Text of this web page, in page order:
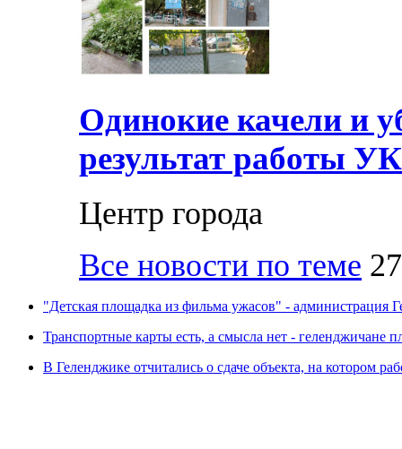
Одинокие качели и
результат работы
Центр города
Все новости по теме
"Детская площадка из фильма ужасов" - администрация
Транспортные карты есть, а смысла нет - геленджичане
В Геленджике отчитались о сдаче объекта, на котором